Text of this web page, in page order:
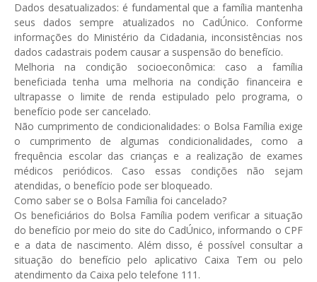
Dados desatualizados: é fundamental que a família mantenha
seus dados sempre atualizados no CadÚnico. Conforme
informações do Ministério da Cidadania, inconsistências nos
dados cadastrais podem causar a suspensão do benefício.
Melhoria na condição socioeconômica: caso a família
beneficiada tenha uma melhoria na condição financeira e
ultrapasse o limite de renda estipulado pelo programa, o
benefício pode ser cancelado.
Não cumprimento de condicionalidades: o Bolsa Família exige
o cumprimento de algumas condicionalidades, como a
frequência escolar das crianças e a realização de exames
médicos periódicos. Caso essas condições não sejam
atendidas, o benefício pode ser bloqueado.
Como saber se o Bolsa Família foi cancelado?
Os beneficiários do Bolsa Família podem verificar a situação
do benefício por meio do site do CadÚnico, informando o CPF
e a data de nascimento. Além disso, é possível consultar a
situação do benefício pelo aplicativo Caixa Tem ou pelo
atendimento da Caixa pelo telefone 111.